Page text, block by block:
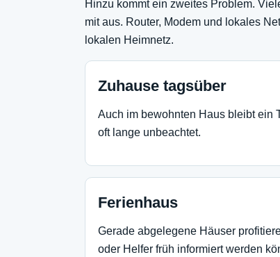
Hinzu kommt ein zweites Problem.
mit aus. Router, Modem und lokales
lokalen Heimnetz.
Zuhause tagsüber
Auch im bewohnten Haus bleibt ein
oft lange unbeachtet.
Ferienhaus
Gerade abgelegene Häuser
oder Helfer früh informiert werden